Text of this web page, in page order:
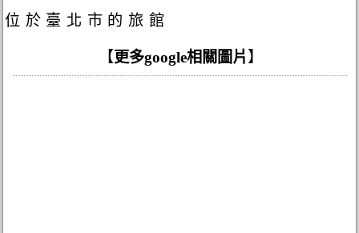
位於臺北市的旅館
【更多google相關圖片】